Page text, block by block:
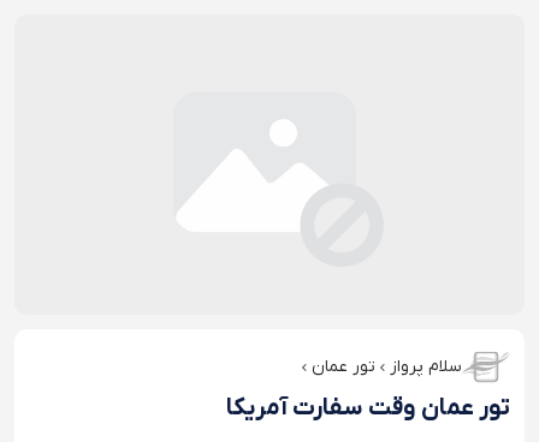
سلام پرواز تور عمان
تور عمان وقت سفارت آمریکا